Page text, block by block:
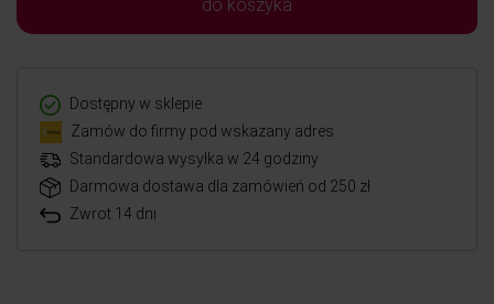
do koszyka
Dostępny w sklepie
Zamów do firmy pod wskazany adres
Standardowa wysyłka w 24 godziny
Darmowa dostawa dla zamówień od 250 zł
Zwrot 14 dni